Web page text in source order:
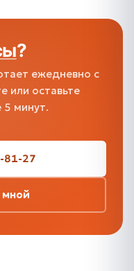
?
ежедневно с
или оставьте
5 минут.
81-27
мной